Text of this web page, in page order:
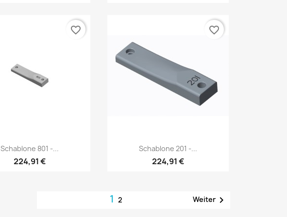
Vorschau
Schablone 801 -...
224,91 €
favorite_border
Vorschau
Schablone 201 -...
224,91 €
favorite_border
1 2 Weiter